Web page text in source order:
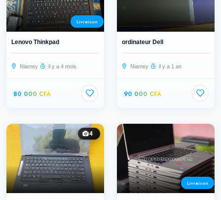
Livraison
Lenovo Thinkpad
Niamey il y a 4 mois
80 000 CFA
ordinateur Dell
Niamey il y a 1 an
90 000 CFA
4
Livraison